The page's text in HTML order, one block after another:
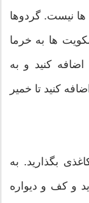
ها نیست. گردوها
ها به خرما
کنید و به
کنید تا خمیر
بگذارید. به
و کف و دیواره